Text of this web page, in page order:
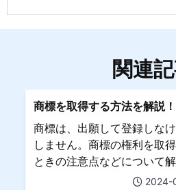
関連
商標を取得する方法を解説！
商標は、出願して登録しな
しません。商標の権利を取
ときの注意点などについて解
2024-